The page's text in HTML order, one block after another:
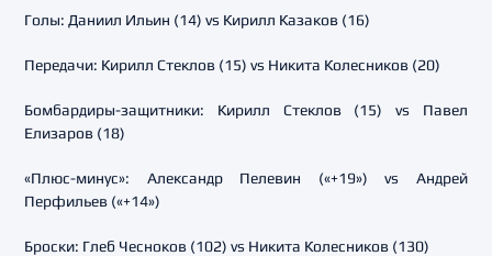
Голы: Даниил Ильин (14) vs Кирилл Казаков (16)
Передачи: Кирилл Стеклов (15) vs Никита Колесников (20)
Бомбардиры-защитники: Кирилл Стеклов (15) vs Павел
Елизаров (18)
«Плюс-минус»: Александр Пелевин («+19») vs Андрей
Перфильев («+14»)
Броски: Глеб Чесноков (102) vs Никита Колесников (130)